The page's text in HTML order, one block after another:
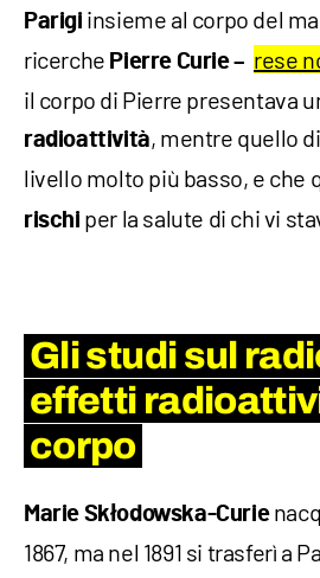
Parigi insieme al corpo del
ricerche Pierre Curie – rese
il corpo di Pierre presentava
radioattività, mentre quello
livello molto più basso, e che
rischi per la salute di chi vi
Gli studi sul
effetti
corpo
Marie Skłodowska-Curie
1867, ma nel 1891 si trasferì a